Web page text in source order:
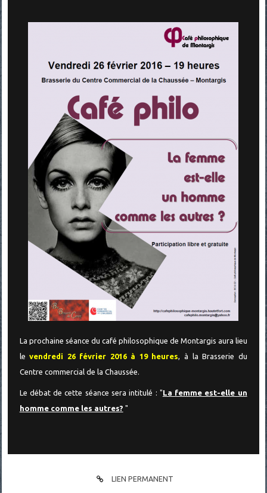
La prochaine séance du café philosophique de Montargis aura lieu
levendredi 26 février 2016 à 19 heures, à la Brasserie du
Centre commercial de la Chaussée.
Le débat de cette séance sera intitulé : "La femme est-elle un
homme comme les autres? "
LIEN PERMANENT